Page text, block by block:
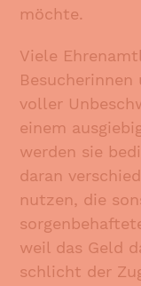
möchte.
Viele
Besucherinnen
voller
einem
werden sie
daran
nutzen, die
weil das Geld
schlicht der